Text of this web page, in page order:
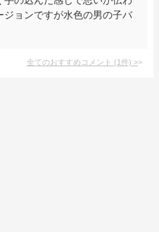
ジョンですが水色の男の子バ
全てのおすすめコメント (1件) >